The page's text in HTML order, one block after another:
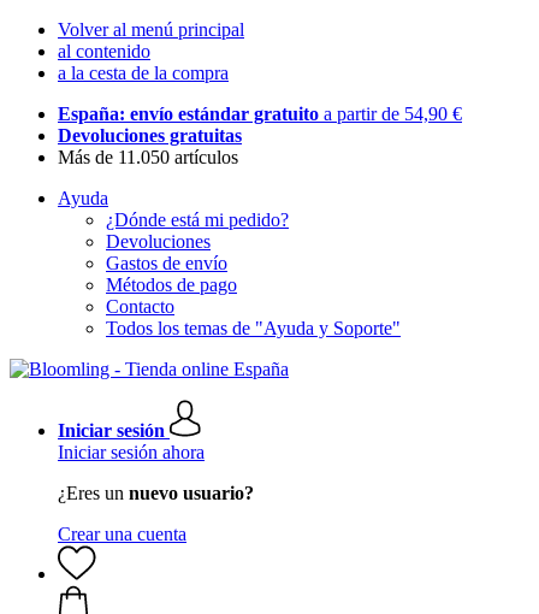
Volver al menú principal
al contenido
a la cesta de la compra
España: envío estándar gratuito a partir de 54,90 €
Devoluciones gratuitas
Más de 11.050 artículos
Ayuda
¿Dónde está mi pedido?
Devoluciones
Gastos de envío
Métodos de pago
Contacto
Todos los temas de "Ayuda y Soporte"
Iniciar sesión
Iniciar sesión ahora
¿Eres un nuevo usuario?
Crear una cuenta